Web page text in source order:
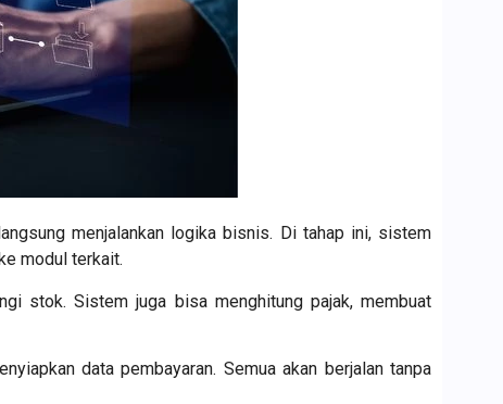
menjalankan logika bisnis. Di tahap ini, sistem
modul terkait.
stok. Sistem juga bisa menghitung pajak, membuat
data pembayaran. Semua akan berjalan tanpa